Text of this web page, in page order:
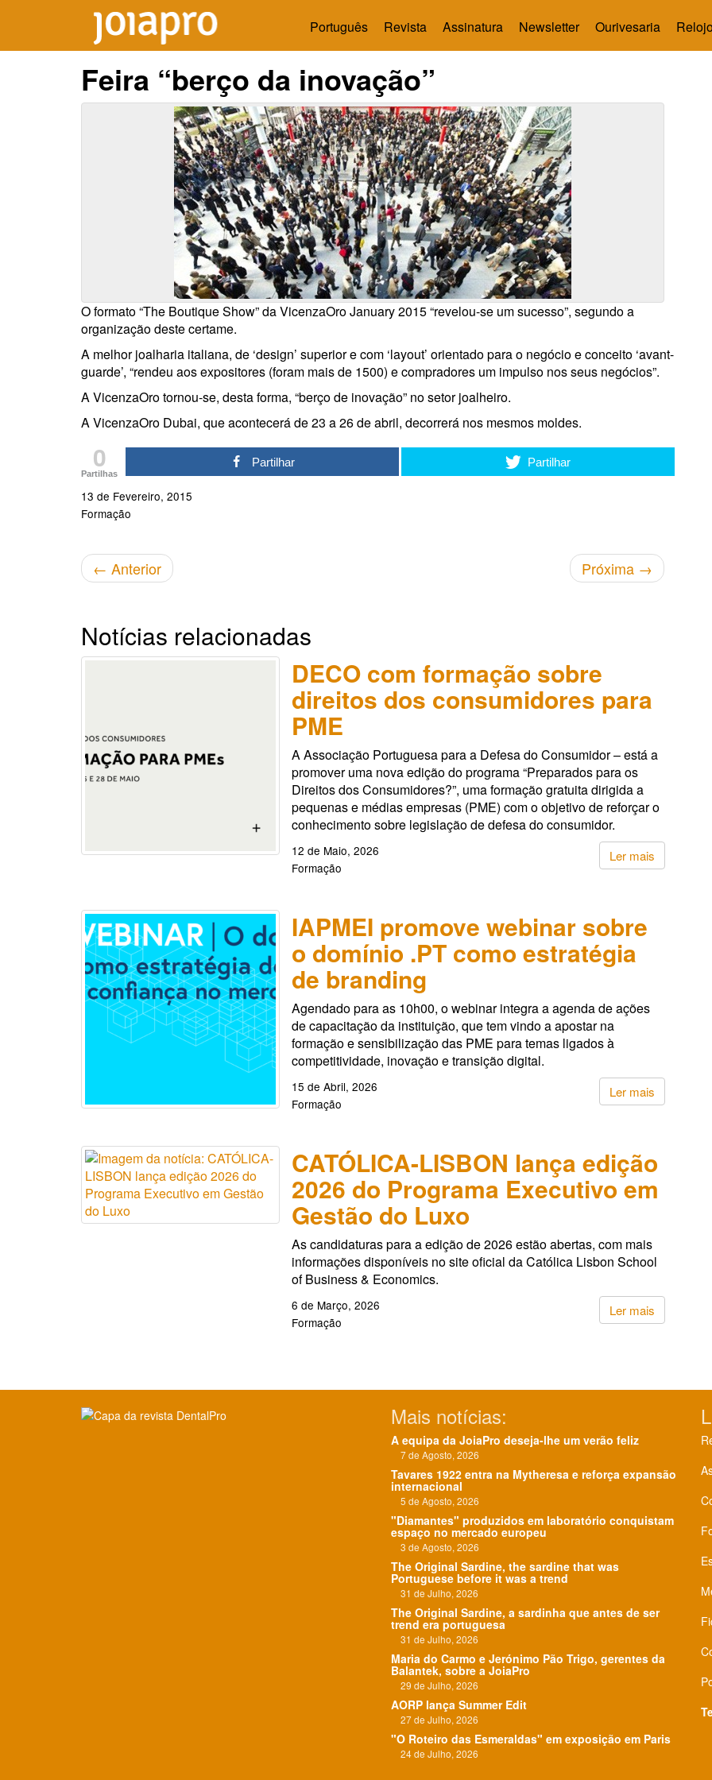
Português Revista Assinatura Newsletter Ourivesaria
Feira “berço da inovação”
O formato “The Boutique Show” da VicenzaOro January 2015 “revelou-se um sucesso”, segundo a
organização deste certame.
A melhor joalharia italiana, de ‘design’ superior e com ‘layout’ orientado para o negócio e conceito ‘avant-
guarde’, “rendeu aos expositores (foram mais de 1500) e compradores um impulso nos seus negócios”.
A VicenzaOro tornou-se, desta forma, “berço de inovação” no setor joalheiro.
A VicenzaOro Dubai, que acontecerá de 23 a 26 de abril, decorrerá nos mesmos moldes.
0
Partilhas
Partilhar Partilhar
13 de Fevereiro, 2015
Formação
← Anterior Próxima →
Notícias relacionadas
DECO com formação sobre
direitos dos consumidores para
PME
A Associação Portuguesa para a Defesa do Consumidor – está a
promover uma nova edição do programa “Preparados para os
Direitos dos Consumidores?”, uma formação gratuita dirigida a
pequenas e médias empresas (PME) com o objetivo de reforçar o
conhecimento sobre legislação de defesa do consumidor.
Ler mais
12 de Maio, 2026
Formação
IAPMEI promove webinar sobre
o domínio .PT como estratégia
de branding
Agendado para as 10h00, o webinar integra a agenda de ações
de capacitação da instituição, que tem vindo a apostar na
formação e sensibilização das PME para temas ligados à
competitividade, inovação e transição digital.
Ler mais
15 de Abril, 2026
Formação
CATÓLICA-LISBON lança edição
2026 do Programa Executivo em
Gestão do Luxo
As candidaturas para a edição de 2026 estão abertas, com mais
informações disponíveis no site oficial da Católica Lisbon School
of Business & Economics.
Ler mais
6 de Março, 2026
Formação
Mais notícias:
A equipa da JoiaPro deseja-lhe um verão feliz
7 de Agosto, 2026
Tavares 1922 entra na Mytheresa e reforça expansão
internacional
5 de Agosto, 2026
"Diamantes" produzidos em laboratório conquistam
espaço no mercado europeu
3 de Agosto, 2026
The Original Sardine, the sardine that was
Portuguese before it was a trend
31 de Julho, 2026
The Original Sardine, a sardinha que antes de ser
trend era portuguesa
31 de Julho, 2026
Maria do Carmo e Jerónimo Pão Trigo, gerentes da
Balantek, sobre a JoiaPro
29 de Julho, 2026
AORP lança Summer Edit
27 de Julho, 2026
"O Roteiro das Esmeraldas" em exposição em Paris
24 de Julho, 2026